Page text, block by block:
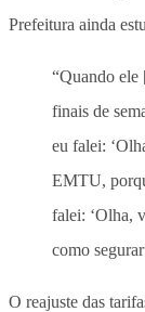
Prefeitura ainda
“Quando ele
finais de
eu falei:
EMTU,
falei: ‘Olha,
como
O reajuste das